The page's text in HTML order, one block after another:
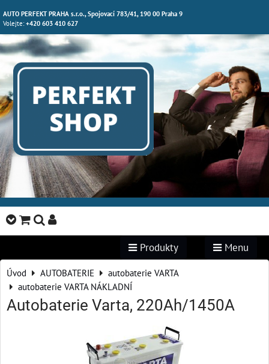
AUTO PERFEKT PRAHA s.r.o., Spojovací 783/41, 190 00 Praha 9
Volejte:+420 603 410 627
Produkty Menu
Úvod AUTOBATERIE
autobaterie VARTA
autobaterie VARTA NÁKLADNÍ
Autobaterie Varta, 220Ah/1450A